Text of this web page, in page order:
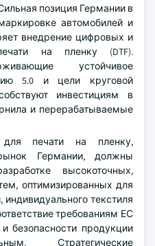
позиция Германии в
автомобилей и
внедрение цифровых и
на пленку (DTF).
устойчивое
5.0 и цели круговой
инвестициям в
и перерабатываемые
печати на пленку,
Германии, должны
высокоточных,
оптимизированных для
текстиля
требованиям ЕС
безопасности продукции
Стратегические